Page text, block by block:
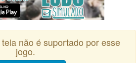
não é suportado por esse
jogo.